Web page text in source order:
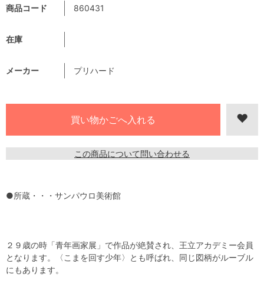
商品コード 860431
在庫
メーカー プリハード
この商品について問い合わせる
●所蔵・・・サンパウロ美術館
２９歳の時「青年画家展」で作品が絶賛され、王立アカデミー会員
となります。〈こまを回す少年〉とも呼ばれ、同じ図柄がルーブル
にもあります。